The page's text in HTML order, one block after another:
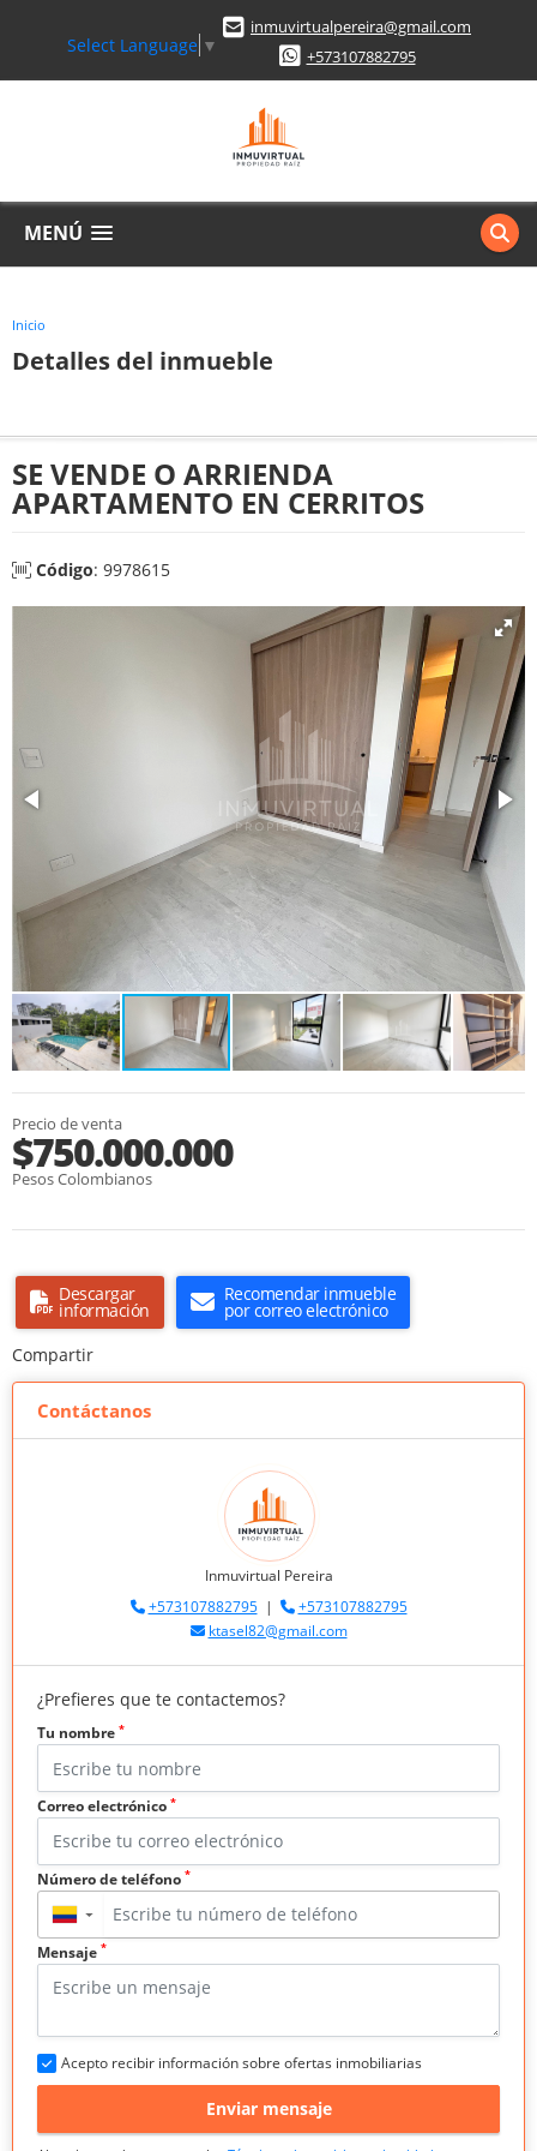
Select Language ▼
inmuvirtualpereira@gmail.com
+573107882795
MENÚ
Inicio
Detalles del inmueble
SE VENDE O ARRIENDA
APARTAMENTO EN CERRITOS
Código: 9978615
Precio de venta
$750.000.000
Pesos Colombianos
Descargar
información
Recomendar inmueble
por correo electrónico
Compartir
Contáctanos
Inmuvirtual Pereira
+573107882795|
+573107882795
ktasel82@gmail.com
¿Prefieres que te contactemos?
Tu nombre *
Correo electrónico *
Número de teléfono *
▼
Mensaje *
Acepto recibir información sobre ofertas inmobiliarias
Enviar mensaje